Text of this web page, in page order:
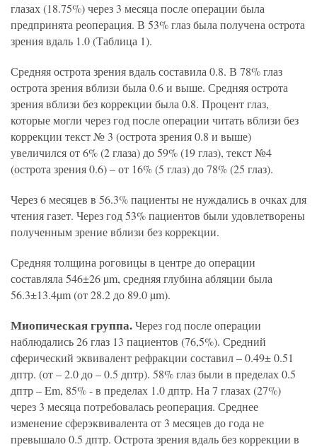
глазах (18.75%) через 3 месяца после операции была
предпринята реоперация. В 53% глаз была получена острота
зрения вдаль 1.0 (Таблица 1).
Средняя острота зрения вдаль составила 0.8. В 78% глаз
острота зрения вблизи была 0.6 и выше. Средняя острота
зрения вблизи без коррекции была 0.8. Процент глаз,
которые могли через год после операции читать вблизи без
коррекции текст № 3 (острота зрения 0.8 и выше)
увеличился от 6% (2 глаза) до 59% (19 глаз), текст №4
(острота зрения 0.6) – от 16% (5 глаз) до 78% (25 глаз).
Через 6 месяцев в 56.3% пациенты не нуждались в очках для
чтения газет. Через год 53% пациентов были удовлетворены
полученным зрение вблизи без коррекции.
Средняя толщина роговицы в центре до операции
составляла 546±26 µm, средняя глубина абляции была
56.3±13.4µm (от 28.2 до 89.0 µm).
Миопическая группа.Через год после операции
наблюдались 26 глаз 13 пациентов (76,5%). Средний
сферический эквивалент рефракции составил – 0.49± 0.51
дптр. (от – 2.0 до – 0.5 дптр). 58% глаз были в пределах 0.5
дптр – Em, 85% - в пределах 1.0 дптр. На 7 глазах (27%)
через 3 месяца потребовалась реоперация. Среднее
изменение сферэквивалента от 3 месяцев до года не
превышало 0.5 дптр. Острота зрения вдаль без коррекции в